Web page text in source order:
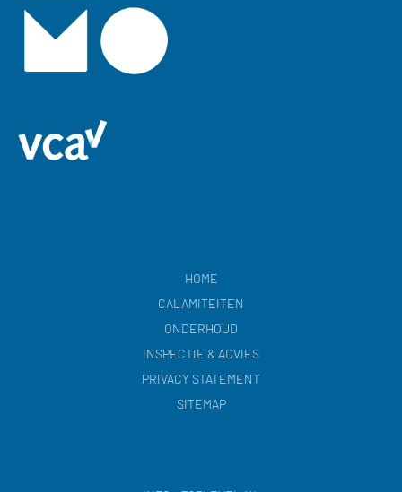
HOME
CALAMITEITEN
ONDERHOUD
INSPECTIE & ADVIES
PRIVACY STATEMENT
SITEMAP